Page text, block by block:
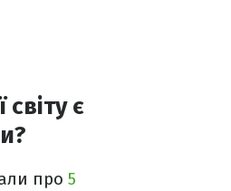
світу є
про 5